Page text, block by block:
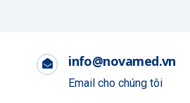
info@novamed.vn
Email cho chúng tôi